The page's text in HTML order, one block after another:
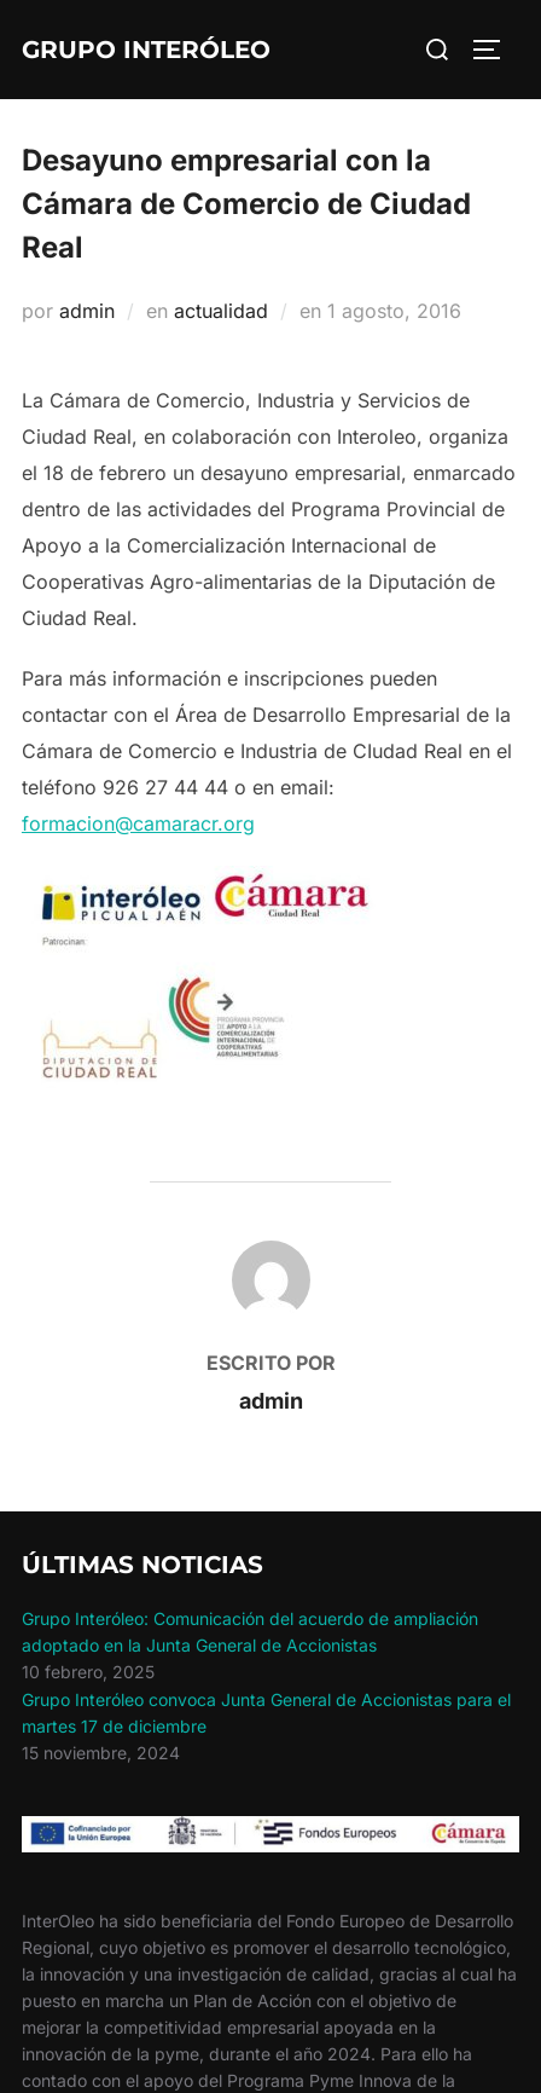
GRUPO INTERÓLEO Buscar:
Desayuno empresarial con la
Cámara de Comercio de Ciudad
Real
por admin en actualidad en Publicado
1 agosto, 2016
La Cámara de Comercio, Industria y Servicios de
Ciudad Real, en colaboración con Interoleo, organiza
el 18 de febrero un desayuno empresarial, enmarcado
dentro de las actividades del Programa Provincial de
Apoyo a la Comercialización Internacional de
Cooperativas Agro-alimentarias de la Diputación de
Ciudad Real.
Para más información e inscripciones pueden
contactar con el Área de Desarrollo Empresarial de la
Cámara de Comercio e Industria de CIudad Real en el
teléfono 926 27 44 44 o en email:
formacion@camaracr.org
AUTOR DE LA PUBLICACIÓN
ESCRITO POR
admin
ÚLTIMAS NOTICIAS
Grupo Interóleo: Comunicación del acuerdo de ampliación
adoptado en la Junta General de Accionistas
10 febrero, 2025
Grupo Interóleo convoca Junta General de Accionistas para el
martes 17 de diciembre
15 noviembre, 2024
InterOleo ha sido beneficiaria del Fondo Europeo de Desarrollo
Regional, cuyo objetivo es promover el desarrollo tecnológico,
la innovación y una investigación de calidad, gracias al cual ha
puesto en marcha un Plan de Acción con el objetivo de
mejorar la competitividad empresarial apoyada en la
innovación de la pyme, durante el año 2024. Para ello ha
contado con el apoyo del Programa Pyme Innova de la